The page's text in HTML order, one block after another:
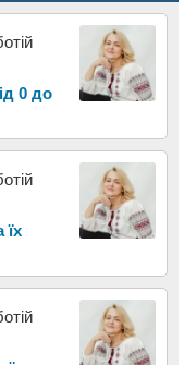
0 до